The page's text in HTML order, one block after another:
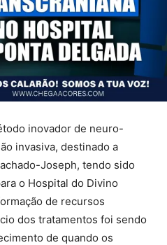
inovador de neuro-
invasiva, destinado a
Joseph, tendo sido
o Hospital do Divino
de recursos
dos tratamentos foi sendo
de quando os